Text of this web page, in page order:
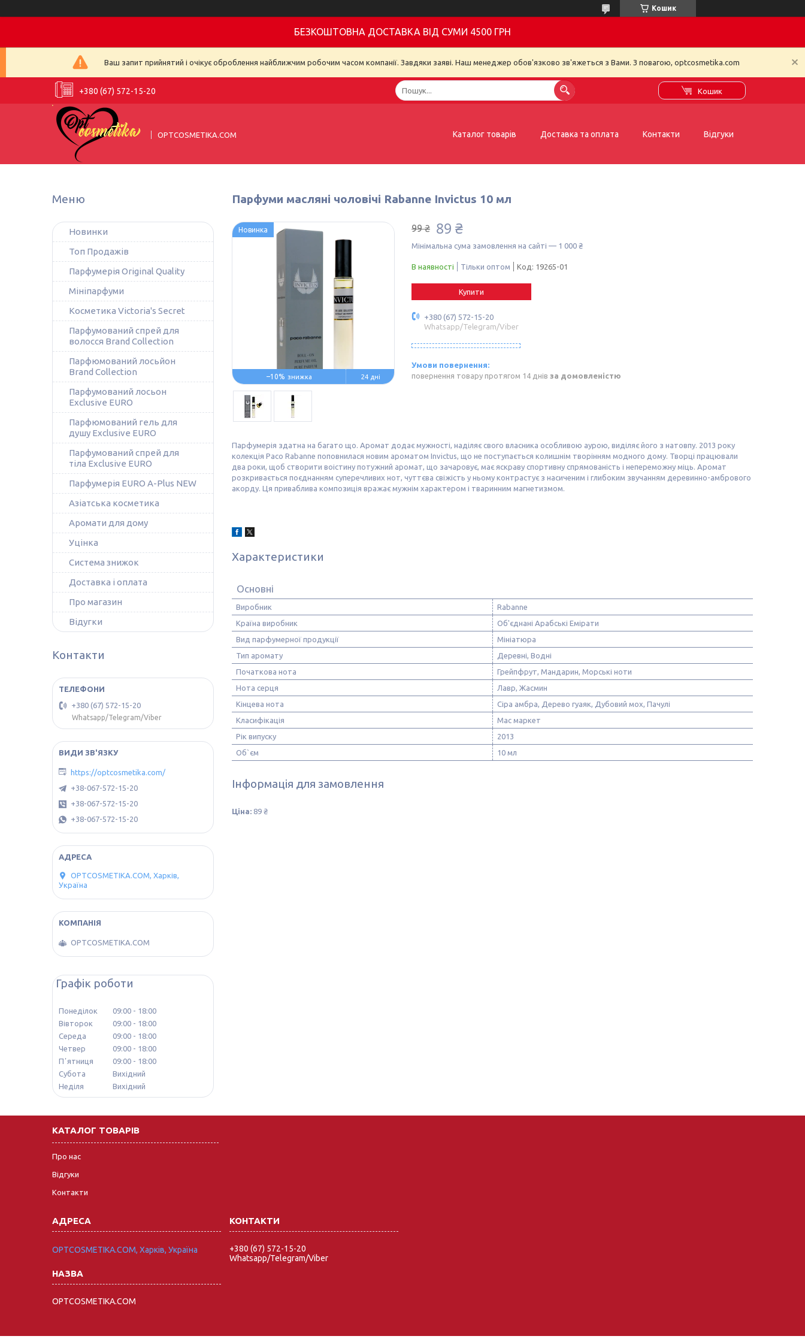
Кошик
БЕЗКОШТОВНА ДОСТАВКА ВІД СУМИ 4500 ГРН
Ваш запит прийнятий і очікує оброблення найближчим робочим часом компанії. Завдяки заяві. Наш менеджер обов'язково зв'яжеться з Вами. З повагою, optcosmetika.com
+380 (67) 572-15-20 Кошик
OPTCOSMETIKA.COM Каталог товарів Доставка та оплата Контакти Відгуки
Парфуми масляні чоловічі Rabanne Invictus 10 мл
–10% 24 дні
Новинка 99 ₴ 89 ₴
Мінімальна сума замовлення на сайті — 1 000 ₴
В наявності Тільки оптом Код: 19265-01
Купити
+380 (67) 572-15-20
Whatsapp/Telegram/Viber
повернення товару протягом 14 днів за домовленістю
Парфумерія здатна на багато що. Аромат додає мужності, наділяє свого власника особливою аурою, виділяє його з натовпу. 2013 року
колекція Paco Rabanne поповнилася новим ароматом Invictus, що не поступається колишнім творінням модного дому. Творці працювали
два роки, щоб створити воістину потужний аромат, що зачаровує, має яскраву спортивну спрямованість і непереможну міць. Аромат
розкривається поєднанням суперечливих нот, чуттєва свіжість у ньому контрастує з насиченим і глибоким звучанням деревинно-амбрового
акорду. Ця приваблива композиція вражає мужнім характером і тваринним магнетизмом.
Характеристики
Основні
Виробник
Rabanne
Країна виробник
Об'єднані Арабські Емірати
Вид парфумерної продукції
Мініатюра
Тип аромату
Деревні, Водні
Початкова нота
Грейпфрут, Мандарин, Морські ноти
Нота серця
Лавр, Жасмин
Кінцева нота
Сіра амбра, Дерево гуаяк, Дубовий мох, Пачулі
Класифікація
Мас маркет
Рік випуску
2013
Об`єм
10 мл
Інформація для замовлення
Ціна: 89 ₴
Новинки
Топ Продажів
Парфумерія Original Quality
Мініпарфуми
Косметика Victoria's Secret
Парфумований спрей для
волосся Brand Collection
Парфюмований лосьйон
Brand Collection
Парфумований лосьон
Exclusive EURO
Парфюмований гель для
душу Exclusive EURO
Парфумований спрей для
тіла Exclusive EURO
Парфумерія EURO A-Plus NEW
Азіатська косметика
Аромати для дому
Уцінка
Система знижок
Доставка і оплата
Про магазин
Відугки
Контакти
+380 (67) 572-15-20
Whatsapp/Telegram/Viber
https://optcosmetika.com/
+38-067-572-15-20
+38-067-572-15-20
+38-067-572-15-20
OPTCOSMETIKA.COM, Харків,
Україна
OPTCOSMETIKA.COM
Графік роботи
Понеділок 09:00
18:00
Вівторок
09:00
18:00
Середа
09:00
18:00
Четвер
09:00
18:00
Пʼятниця
09:00
18:00
Субота
Вихідний
Неділя
Вихідний
КАТАЛОГ ТОВАРІВ
Про нас
Відгуки
Контакти
OPTCOSMETIKA.COM, Харків, Україна
OPTCOSMETIKA.COM
+380 (67) 572-15-20
Whatsapp/Telegram/Viber